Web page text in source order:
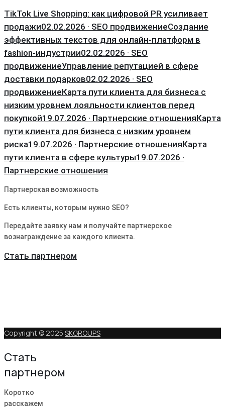
TikTok Live Shopping: как цифровой PR усиливает
продажи02.02.2026 · SEO продвижениеСоздание
эффективных текстов для онлайн-платформ в
fashion-индустрии02.02.2026 · SEO
продвижениеУправление репутацией в сфере
доставки подарков02.02.2026 · SEO
продвижениеКарта пути клиента для бизнеса с
низким уровнем лояльности клиентов перед
покупкой19.07.2026 · Партнерские отношенияКарта
пути клиента для бизнеса с низким уровнем
риска19.07.2026 · Партнерские отношенияКарта
пути клиента в сфере культуры19.07.2026 ·
Партнерские отношения
Партнерская возможность
Есть клиенты, которым нужно SEO?
Передайте заявку нам и получайте партнерское
вознаграждение за каждого клиента.
Стать партнером
Copyright © 2025 SKGROUPS
Стать
партнером
Коротко
расскажем